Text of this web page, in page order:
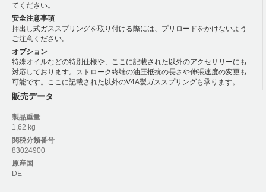
てください。
安全注意事項
押出し式ガススプリングを取り付ける際には、プリロードをかけないよう
ご注意ください。
オプション
特殊オイルなどの特別仕様や、ここに記載された以外のアクセサリーにも
対応しております。ストローク終端の油圧抵抗の長さや伸張速度の変更も
可能です。ここに記載された以外のV4A製ガススプリングも承ります。
販売データ
製品重量
1,62 kg
関税分類番号
83024900
原産国
DE